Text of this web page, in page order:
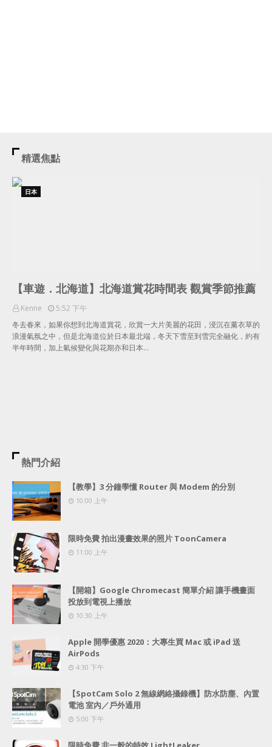
精選焦點
日本
【車遊．北海道】北海道賞花時間表 觀賞季節推薦
Kenne
5:52 下午
冬去春來，如果你想到北海道賞花，欣賞一大片美麗的花田，浸沉在薰衣草的
浪漫氣氛之中，但是北海道位於日本最北端，冬天下雪至到雪完全融化，約有
半年時間，加上氣候變化與花期亦和日本…
熱門介紹
【教學】3 分鐘學懂 Router 與 Modem 的分別
10:00 上午
限時免費 拍出漫畫效果的照片 ToonCamera
11:00 上午
【開箱】Google Chromecast 簡單介紹 讓手機畫面
投放到電視上播放
10:30 上午
Apple 開學優惠 2020：大專生買 Mac 或 iPad 送
AirPods
4:30 下午
【SpotCam Solo 2 無線網絡攝錄機】防水防塵、內置
電池 室內／戶外通用
5:00 下午